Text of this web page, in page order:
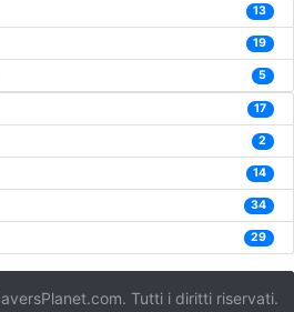
13
19
5
17
2
14
34
29
Tutti i diritti riservati.